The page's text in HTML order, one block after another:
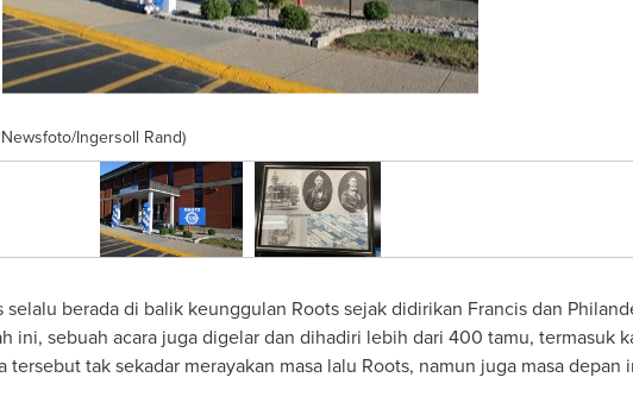
Ingersoll Rand)
berada di balik keunggulan Roots sejak didirikan Francis dan
ini, sebuah acara juga digelar dan dihadiri lebih dari 400 tamu, termasuk
tersebut tak sekadar merayakan masa lalu Roots, namun juga masa depan